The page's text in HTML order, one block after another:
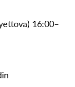
16:00–